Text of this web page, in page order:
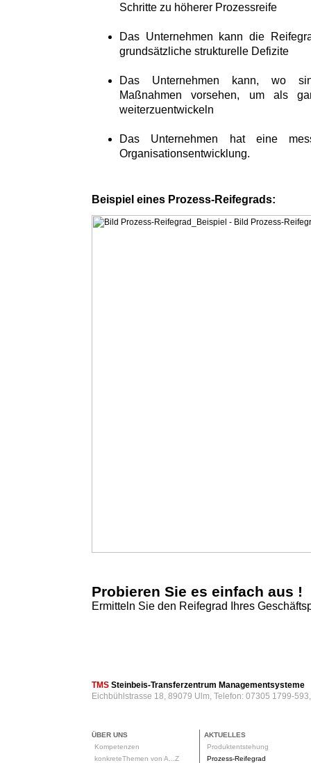
Schritte zu höherer Prozessreife
Das Unternehmen kann die
grundsätzliche strukturelle Defizite
Das Unternehmen kann, wo
Maßnahmen vorsehen, um als
weiterzuentwickeln
Das Unternehmen hat eine
Organisationsentwicklung.
Beispiel eines Prozess-Reifegrads:
Probieren Sie es einfach aus !
Ermitteln Sie den Reifegrad Ihres
TMS Steinbeis-Transferzentrum Managementsysteme
Eichbühlstrasse 18, 89079 Ulm, Telefon: 07305 1799-
ÜBER UNS
Kompetenzen
konkreteThemen von A...Z
AKTUELLES
Produktentstehung
Prozess-Reifegrad